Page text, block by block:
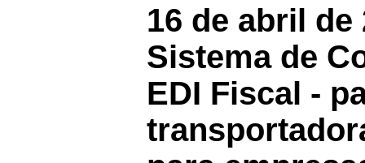
16 de abril
Sistema de
EDI Fiscal -